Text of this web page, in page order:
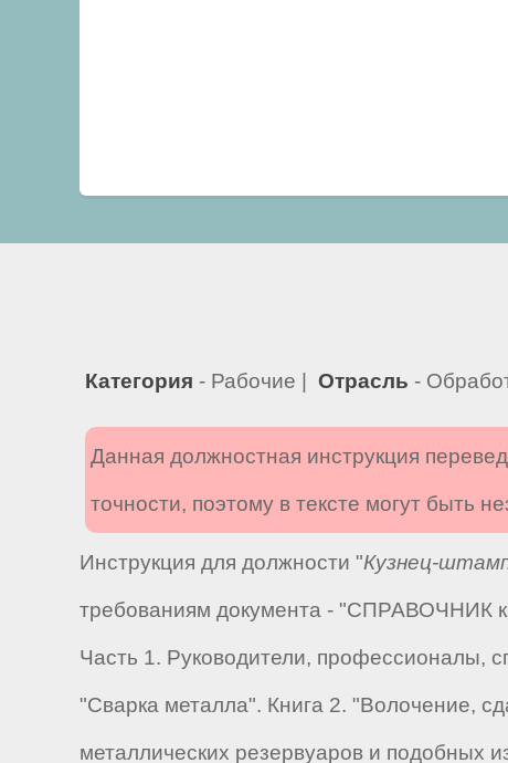
Категория - Рабочие | Отрасль -
Данная должностная инструкция
точности, поэтому в тексте могут быть
Инструкция для должности "Кузнец-
требованиям документа - "СПРАВОЧНИК
Часть 1. Руководители, профессионалы,
"Сварка металла". Книга 2. "Волочение,
металлических резервуаров и подобных